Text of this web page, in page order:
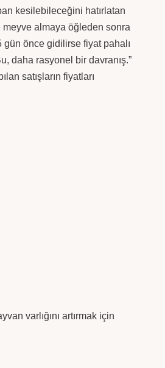
kesilebileceğini hatırlatan
meyve almaya öğleden sonra
önce gidilirse fiyat pahalı
daha rasyonel bir davranış.”
satışların fiyatları
varlığını artırmak için